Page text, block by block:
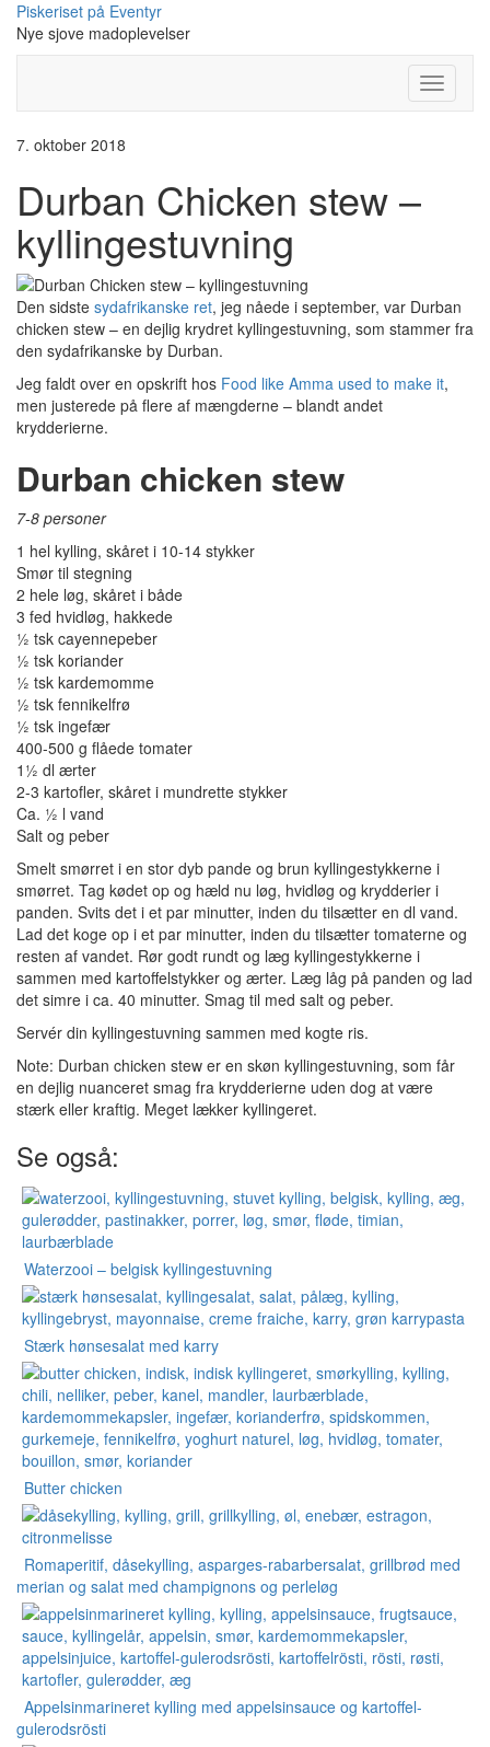
Skip
content
Piskeriset på Eventyr
Nye sjove madoplevelser
Toggle
7. oktober 2018
Durban Chicken stew –
kyllingestuvning
Den sidste sydafrikanske ret, jeg nåede i september, var Durban
chicken stew – en dejlig krydret kyllingestuvning, som stammer fra
den sydafrikanske by Durban.
Jeg faldt over en opskrift hos Food like Amma used to make it,
men justerede på flere af mængderne – blandt andet
krydderierne.
Durban chicken stew
7-8 personer
1 hel kylling, skåret i 10-14 stykker
Smør til stegning
2 hele løg, skåret i både
3 fed hvidløg, hakkede
½ tsk cayennepeber
½ tsk koriander
½ tsk kardemomme
½ tsk fennikelfrø
½ tsk ingefær
400-500 g flåede tomater
1½ dl ærter
2-3 kartofler, skåret i mundrette stykker
Ca. ½ l vand
Salt og peber
Smelt smørret i en stor dyb pande og brun kyllingestykkerne i
smørret. Tag kødet op og hæld nu løg, hvidløg og krydderier i
panden. Svits det i et par minutter, inden du tilsætter en dl vand.
Lad det koge op i et par minutter, inden du tilsætter tomaterne og
resten af vandet. Rør godt rundt og læg kyllingestykkerne i
sammen med kartoffelstykker og ærter. Læg låg på panden og lad
det simre i ca. 40 minutter. Smag til med salt og peber.
Servér din kyllingestuvning sammen med kogte ris.
Note: Durban chicken stew er en skøn kyllingestuvning, som får
en dejlig nuanceret smag fra krydderierne uden dog at være
stærk eller kraftig. Meget lækker kyllingeret.
Se også:
Waterzooi – belgisk kyllingestuvning
Stærk hønsesalat med karry
Butter chicken
Romaperitif, dåsekylling, asparges-rabarbersalat, grillbrød med
merian og salat med champignons og perleløg
Appelsinmarineret kylling med appelsinsauce og kartoffel-
gulerodsrösti